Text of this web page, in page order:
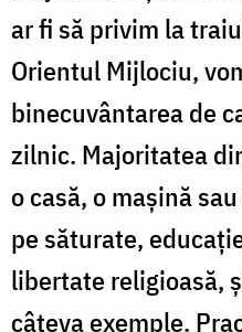
ar fi să privim la
Orientul Mijlociu,
binecuvântarea de
zilnic. Majoritatea
o casă, o mașină
pe săturate,
libertate religioasă,
câteva exemple.